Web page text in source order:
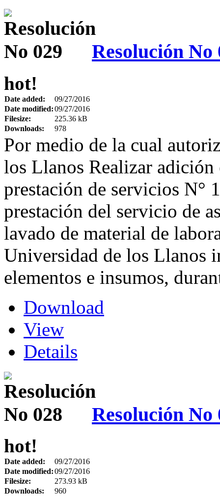
Resolución No
hot!
Date added:
09/27/2016
Date modified:09/27/2016
Filesize:
225.36 kB
Downloads:
978
Por medio de la cual
los Llanos Realizar
prestación de servicios N°
prestación del servicio de
lavado de material de
Universidad de los Llanos
elementos e insumos,
Download
View
Details
Resolución No
hot!
Date added:
09/27/2016
Date modified:09/27/2016
Filesize:
273.93 kB
Downloads:
960